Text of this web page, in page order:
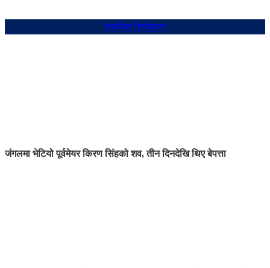
संबन्धित शिर्षकहरु
जंगलमा भेटियो पूर्वमेयर किरण सिंहको शव, तीन दिनदेखि थिए बेपत्ता